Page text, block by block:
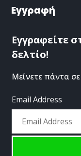
Εγγραφή
Εγγραφείτε
δελτίο!
Μείνετε πάντα
Email Address